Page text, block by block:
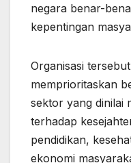
negara benar-
kepentingan
Organisasi
memprioritaskan
sektor yang dinilai
terhadap
pendidikan,
ekonomi